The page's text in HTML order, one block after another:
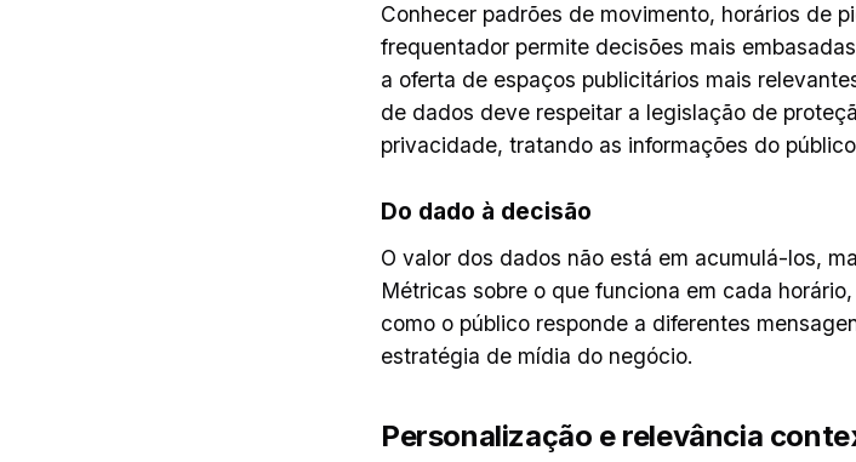
Conhecer padrões de movimento, horários de
frequentador permite decisões mais
a oferta de espaços publicitários mais
de dados deve respeitar a legislação de
privacidade, tratando as informações do
Do dado à decisão
O valor dos dados não está em acumulá-los,
Métricas sobre o que funciona em cada
como o público responde a diferentes
estratégia de mídia do negócio.
Personalização e relevância